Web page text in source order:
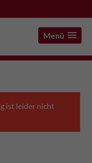
Menü
ist leider nicht